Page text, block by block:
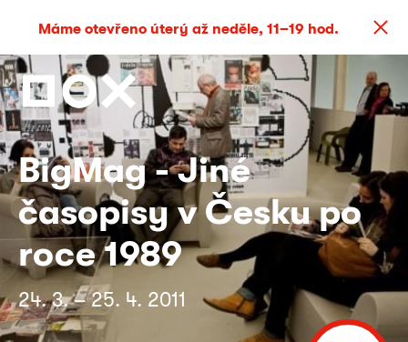
Máme otevřeno úterý až neděle, 11–19 hod.
BigMag - Jiné
časopisy v Česku po
roce 1989
24. 3. – 25. 4. 2011